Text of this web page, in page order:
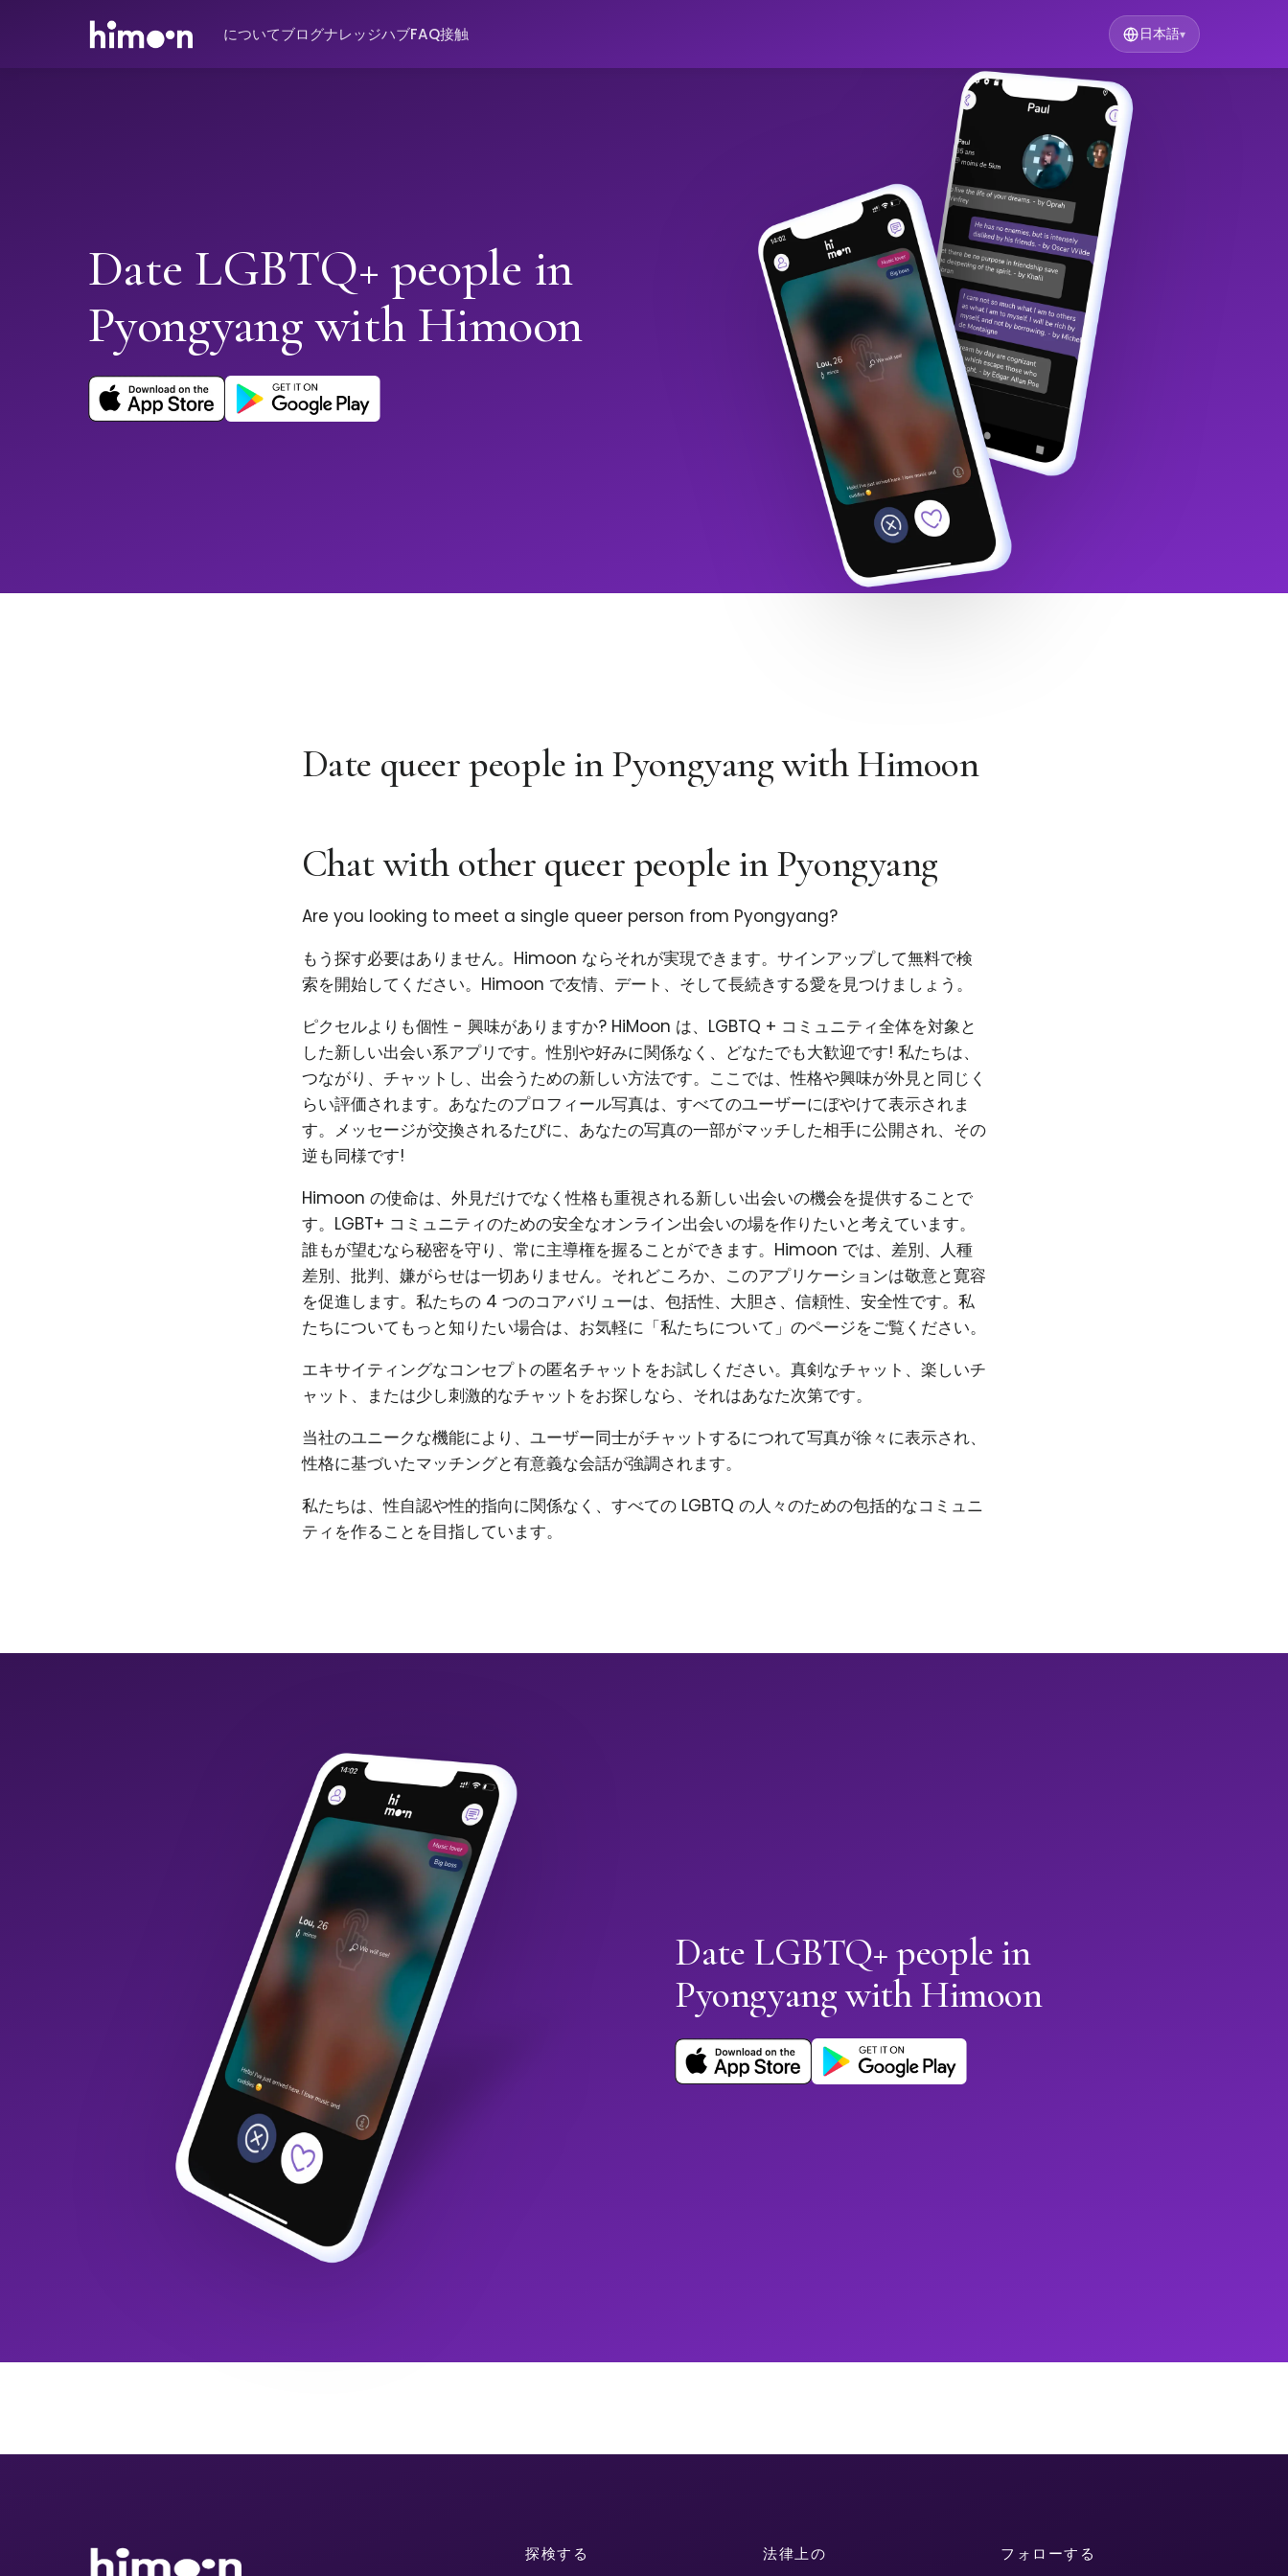
についてブログナレッジハブFAQ接触 日本語▾
Date LGBTQ+ people in
Pyongyang with Himoon
Date queer people in Pyongyang with Himoon
Chat with other queer people in Pyongyang
Are you looking to meet a single queer person from Pyongyang?
もう探す必要はありません。Himoon ならそれが実現できます。サインアップして無料で検
索を開始してください。Himoon で友情、デート、そして長続きする愛を見つけましょう。
ピクセルよりも個性 - 興味がありますか? HiMoon は、LGBTQ + コミュニティ全体を対象と
した新しい出会い系アプリです。性別や好みに関係なく、どなたでも大歓迎です! 私たちは、
つながり、チャットし、出会うための新しい方法です。ここでは、性格や興味が外見と同じく
らい評価されます。あなたのプロフィール写真は、すべてのユーザーにぼやけて表示されま
す。メッセージが交換されるたびに、あなたの写真の一部がマッチした相手に公開され、その
逆も同様です!
Himoon の使命は、外見だけでなく性格も重視される新しい出会いの機会を提供することで
す。LGBT+ コミュニティのための安全なオンライン出会いの場を作りたいと考えています。
誰もが望むなら秘密を守り、常に主導権を握ることができます。Himoon では、差別、人種
差別、批判、嫌がらせは一切ありません。それどころか、このアプリケーションは敬意と寛容
を促進します。私たちの 4 つのコアバリューは、包括性、大胆さ、信頼性、安全性です。私
たちについてもっと知りたい場合は、お気軽に「私たちについて」のページをご覧ください。
エキサイティングなコンセプトの匿名チャットをお試しください。真剣なチャット、楽しいチ
ャット、または少し刺激的なチャットをお探しなら、それはあなた次第です。
当社のユニークな機能により、ユーザー同士がチャットするにつれて写真が徐々に表示され、
性格に基づいたマッチングと有意義な会話が強調されます。
私たちは、性自認や性的指向に関係なく、すべての LGBTQ の人々のための包括的なコミュニ
ティを作ることを目指しています。
Date LGBTQ+ people in
Pyongyang with Himoon
探検する 法律上の フォローする